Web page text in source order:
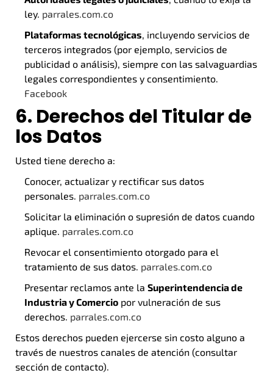
ley. parrales.com.co
Plataformas tecnológicas , incluyendo servicios de
terceros integrados (por ejemplo, servicios de
publicidad o análisis), siempre con las salvaguardias
legales correspondientes y consentimiento.
Facebook
6. Derechos del Titular de
los Datos
Usted tiene derecho a:
Conocer, actualizar y rectificar sus datos
personales. parrales.com.co
Solicitar la eliminación o supresión de datos cuando
aplique. parrales.com.co
Revocar el consentimiento otorgado para el
tratamiento de sus datos. parrales.com.co
Presentar reclamos ante la Superintendencia de
Industria y Comercio por vulneración de sus
derechos. parrales.com.co
Estos derechos pueden ejercerse sin costo alguno a
través de nuestros canales de atención (consultar
sección de contacto).